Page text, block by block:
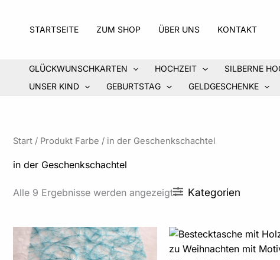
springen
STARTSEITE ZUM SHOP ÜBER UNS KONTAKT
GLÜCKWUNSCHKARTEN HOCHZEIT SILBERNE
UNSER KIND
GEBURTSTAG GELDGESCHENKE
Start / Produkt Farbe / in der Geschenkschachtel
in der Geschenkschachtel
Alle 9 Ergebnisse werden angezeigt Kategorien